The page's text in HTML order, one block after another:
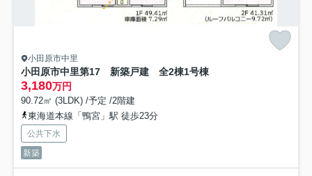
小田原市中里
小田原市中里第17 新築戸建 全2棟1号棟
3,180万円
90.72㎡ (3LDK) /予定 /2階建
東海道本線「鴨宮」駅 徒歩23分
公共下水
新築